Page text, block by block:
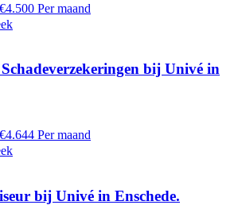
Per maand
bij Univé in
Per maand
bij Univé in Enschede.